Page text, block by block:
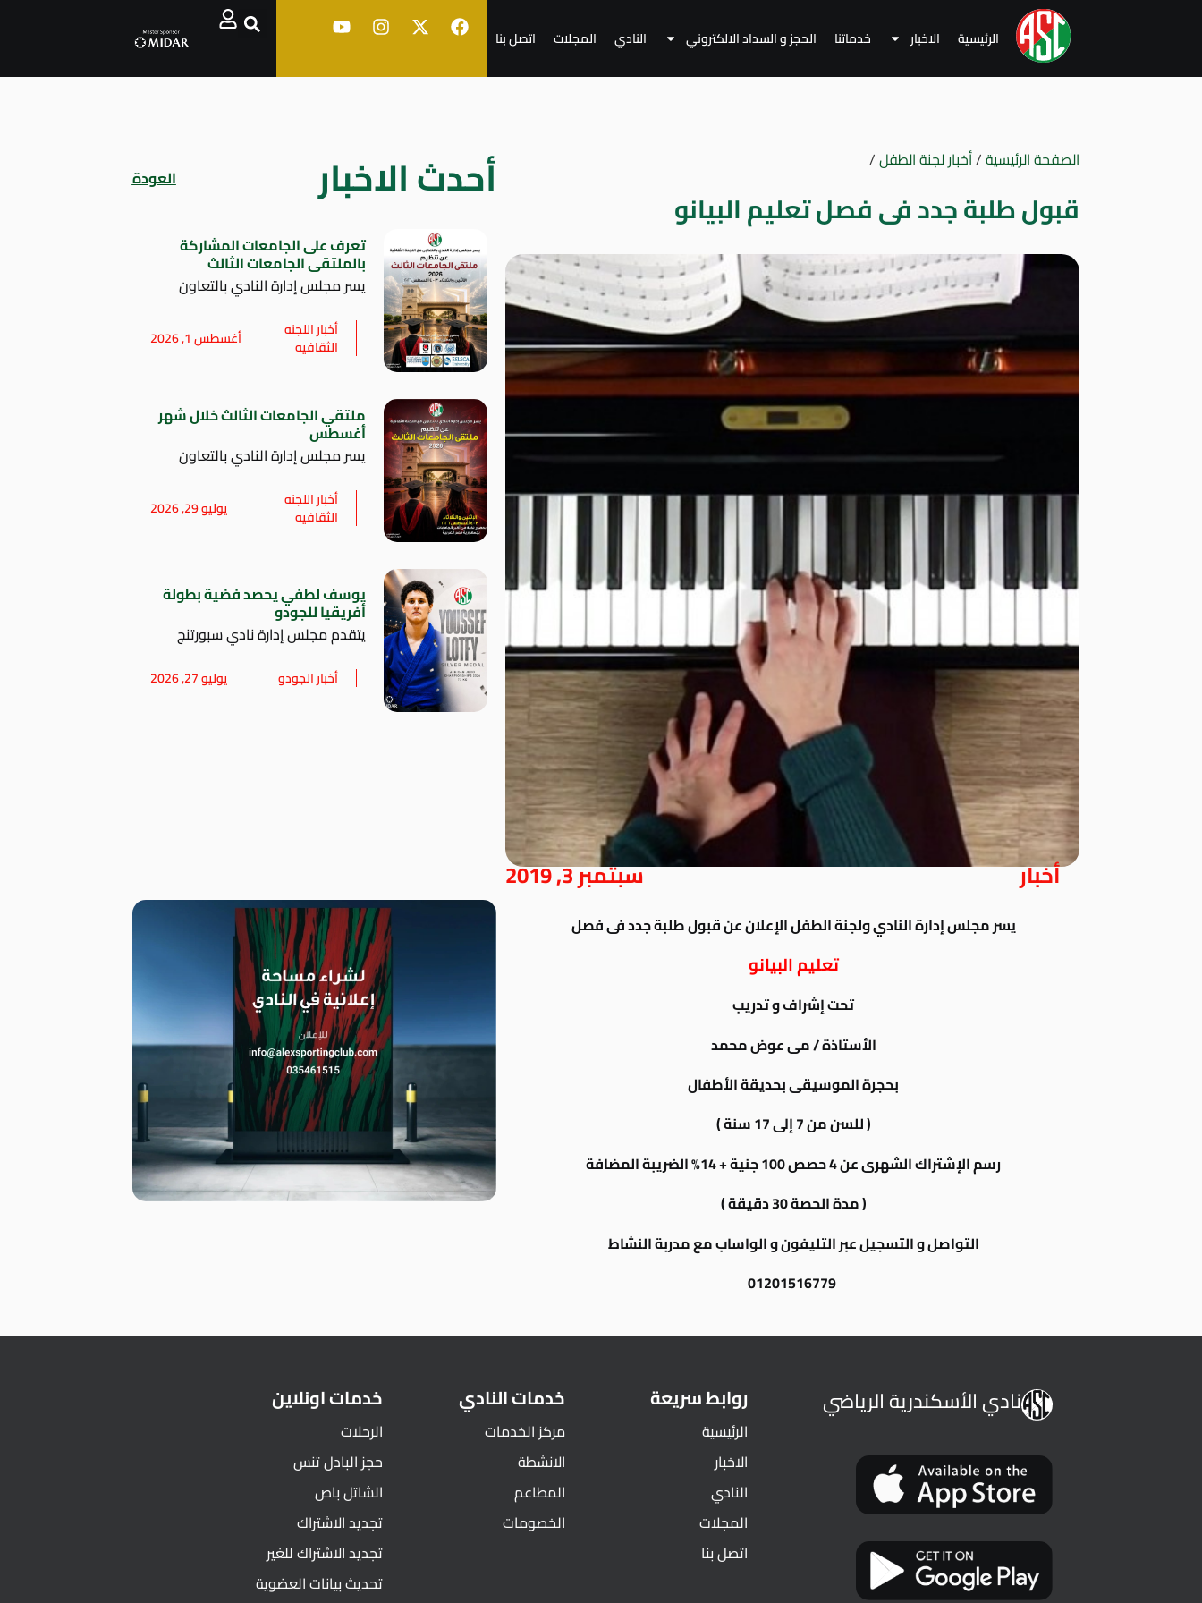
الرئيسية الاخبار خدماتنا الحجز و السداد الالكتروني النادي المجلات اتصل بنا
الصفحة الرئيسية/أخبار لجنة الطفل/
قبول طلبة جدد فى فصل تعليم البيانو
أخبار سبتمبر 3, 2019
يسر مجلس إدارة النادي ولجنة الطفل الإعلان عن قبول طلبة جدد فى فصل
تعليم البيانو
تحت إشراف و تدريب
الأستاذة / مى عوض محمد
بحجرة الموسيقى بحديقة الأطفال
( للسن من 7 إلى 17 سنة )
رسم الإشتراك الشهرى عن 4 حصص 100 جنية + 14% الضريبة المضافة
( مدة الحصة 30 دقيقة )
التواصل و التسجيل عبر التليفون و الواساب مع مدربة النشاط
01201516779
أحدث الاخبار العودة
تعرف على الجامعات المشاركة
بالملتقى الجامعات الثالث
يسر مجلس إدارة النادي بالتعاون
أخبار اللجنه
الثقافيه أغسطس 1, 2026
ملتقي الجامعات الثالث خلال شهر
أغسطس
يسر مجلس إدارة النادي بالتعاون
أخبار اللجنه
الثقافيه يوليو 29, 2026
يوسف لطفي يحصد فضية بطولة
أفريقيا للجودو
يتقدم مجلس إدارة نادي سبورتنج
أخبار الجودو يوليو 27, 2026
نادي الأسكندرية الرياضي روابط سريعة
الرئيسية
الاخبار
النادي
المجلات
اتصل بنا
خدمات النادي
مركز الخدمات
الانشطة
المطاعم
الخصومات
خدمات اونلاين
الرحلات
حجز البادل تنس
الشاتل باص
تجديد الاشتراك
تجديد الاشتراك للغير
تحديث بيانات العضوية